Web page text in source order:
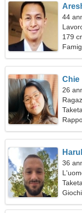
44
179
Chie
26
Taketa
36